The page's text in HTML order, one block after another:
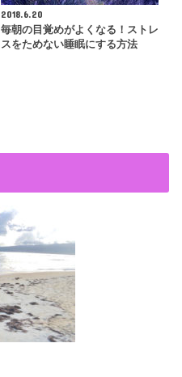
2018.6.20
毎朝の目覚めがよくなる！ストレ
スをためない睡眠にする方法